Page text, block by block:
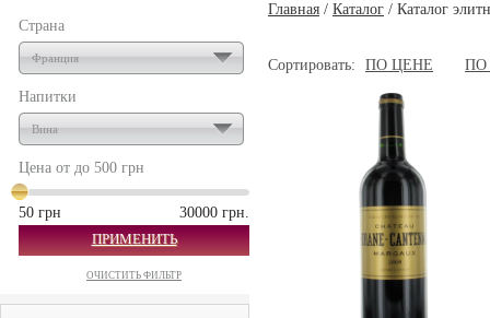
Страна
Франция
Напитки
Вина
Цена от до 500 грн
50 грн
30000 грн.
ПРИМЕНИТЬ
ОЧИСТИТЬ ФИЛЬТР
Главная / Каталог / Каталог
Сортировать: ПО ЦЕНЕ ПО